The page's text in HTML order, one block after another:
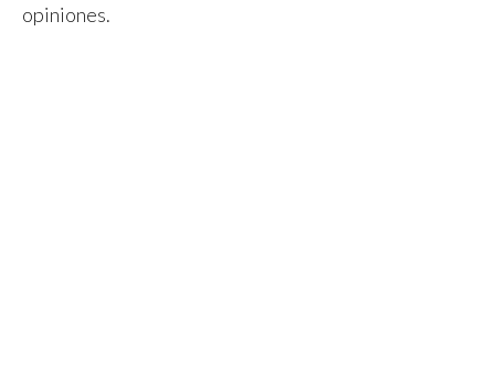
opiniones.